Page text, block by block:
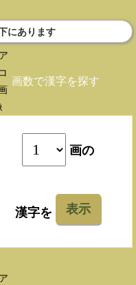
にあります
画数で漢字を探す
画の
漢字を 表示